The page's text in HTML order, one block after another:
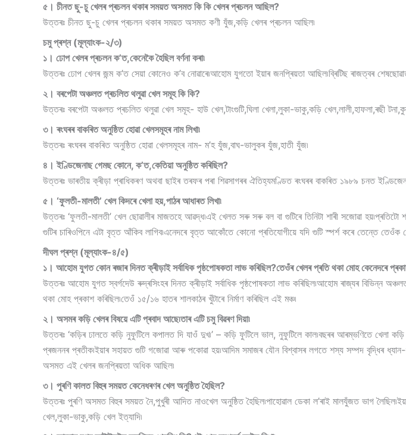
৫। চীনত ছু-চু খেলৰ প্ৰচলন থকাৰ সময়ত অসমত কি কি খেলৰ প্ৰচলন আছিল?
উত্তৰঃ চীনত ছু-চু খেলৰ প্ৰচলন থকাৰ সময়ত অসমত কণী যুঁজ,কড়ি খেলৰ প্ৰচলন আছিল৷
চমু প্ৰশ্ন (মূল্যাংক-২/৩)
১। ঢোপ খেলৰ প্ৰচলন ক’ত,কেনেকৈ হৈছিল বৰ্ণনা কৰা৷
উত্তৰঃ ঢোপ খেলৰ জন্ম ক’ত সেয়া কোনেও ক’ব নোৱাৰে৷আহোম যুগতো ইয়াৰ জনপ্ৰিয়তা আছিল৷ব্ৰিটিছ ৰাজত্বৰ
২। বৰপেটা অঞ্চলত প্ৰচলিত থলুৱা খেল সমূহ কি কি?
উত্তৰঃ বৰপেটা অঞ্চলত প্ৰচলিত থলুৱা খেল সমূহ- হাউ খেল,টাংগুটি,ঘিলা খেলা,লুকা-ভাকু,কড়ি খেল,লালী,হাফলা,ৰছী
৩। ৰংঘৰৰ বাকৰিত অনুষ্ঠিত হোৱা খেলসমূহৰ নাম লিখা৷
উত্তৰঃ ৰংঘৰৰ বাকৰিত অনুষ্ঠিত হোৱা খেলসমূহৰ নাম- ম’হ যুঁজ,বাঘ-ভালুকৰ যুঁজ,হাতী যুঁজ৷
৪। ইণ্ডিজেনাছ গেমছ কোনে, ক’ত,কেতিয়া অনুষ্ঠিত কৰিছিল?
উত্তৰঃ ভাৰতীয় ক্ৰীড়া প্ৰাধিকৰণ অথবা ছাইৰ তৰফৰ পৰা শিৱসাগৰৰ ঐতিহ্যমণ্ডিত ৰংঘৰৰ বাকৰিত ১৯৮৯ চনত
৫। ‘ফুলতী-মালতী’ খেল কিদৰে খেলা হয়,পাঠৰ আধাৰত লিখা৷
উত্তৰঃ ‘ফুলতী-মালতী’ খেল ছোৱালীৰ মাজতহে আৱদ্ধ৷এই খেলত সৰু সৰু বল বা গুটিৰে তিনিটা শাৰী সজোৱা হয়৷প্ৰতিটো
গুটিৰ চাৰিওপিনে এটা বৃত্ত আঁকিব লাগিব৷এনেদৰে বৃত্ত আকোঁতে কোনো প্ৰতিযোগীয়ে যদি গুটি স্পৰ্শ কৰে তেন্তে তেওঁক
দীঘল প্ৰশ্ন (মূল্যাংক-৪/৫)
১। আহোম যুগত কোন ৰজাৰ দিনত ক্ৰীড়াই সৰ্বাধিক পৃষ্ঠপোষকতা লাভ কৰিছিল?তেওঁৰ খেলৰ প্ৰতি থকা মোহ কেনেদৰে প্ৰকাশ
উত্তৰঃ আহোম যুগত স্বৰ্গদেউ ৰুদ্ৰসিংহৰ দিনত ক্ৰীড়াই সৰ্বাধিক পৃষ্ঠপোষকতা লাভ কৰিছিল৷আহোম ৰাজ্যৰ বিভিন্ন
থকা মোহ প্ৰকাশ কৰিছিল৷তেওঁ ১৫/১৬ হাতৰ শালকাঠৰ খুঁটাৰে নিৰ্মাণ কৰিছিল এই মঞ্চ৷
২। অসমৰ কড়ি খেলৰ বিষয়ে এটি প্ৰবাদ আছে৷তাৰ এটি চমু বিৱৰণ দিয়া৷
উত্তৰঃ ‘কড়িৰ ঢালতে কড়ি নুফুটিলে কপালত দি যাওঁ দুখ৷’ – কড়ি ফুটিলে ভাল, নুফুটিলে কাল৷বছৰৰ আৰম্ভণিতে খেলা
প্ৰজননৰ প্ৰতীক৷ইয়াৰ সহায়ত গুটি গজোৱা আৰু পকোৱা হয়৷আদিম সমাজৰ যৌন বিশ্বাসৰ লগতে শস্য সম্পদ বৃদ্ধিৰ
অসমত এই খেলৰ জনপ্ৰিয়তা অধিক আছিল৷
৩। পুৰণি কালত বিহুৰ সময়ত কেনেধৰণৰ খেল অনুষ্ঠিত হৈছিল?
উত্তৰঃ পুৰণি অসমত বিহুৰ সময়ত নৈ,পুখুৰী আদিত নাওখেল অনুষ্ঠিত হৈছিল৷পাহোৱাল ডেকা ল’ৰাই মালযুঁজত ভাগ
খেল,লুকা-ভাকু,কড়ি খেল ইত্যাদি৷